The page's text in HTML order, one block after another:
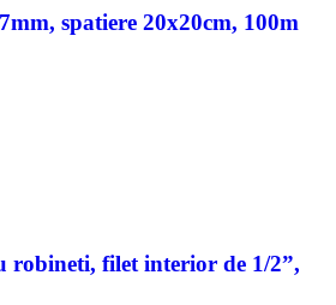
spatiere 20x20cm, 100m
robineti, filet interior de 1/2”,